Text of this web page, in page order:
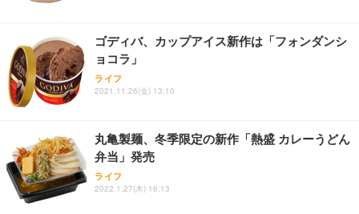
ゴディバ、カップアイス新作は「フォンダンシ
ョコラ」
ライフ
2021.11.26(金) 13:10
丸亀製麺、冬季限定の新作「熱盛 カレーうどん
弁当」発売
ライフ
2022.1.27(木) 16:13